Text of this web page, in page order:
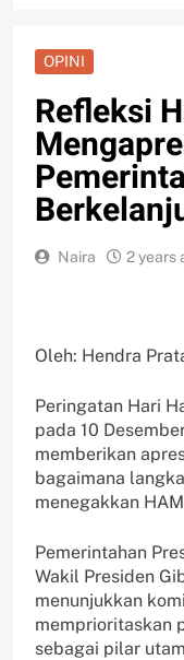
OPINI
Refleksi
Naira 2 years
Oleh: Hendra
Peringatan Hari
pada 10
memberikan
bagaimana
menegakkan
Pemerintahan
Wakil Presiden
menunjukkan
memprioritaskan
sebagai pilar